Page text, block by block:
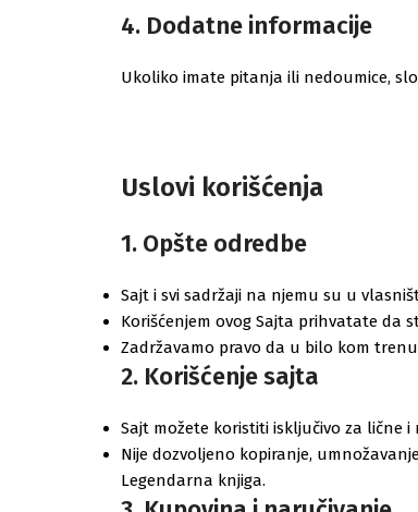
4. Dodatne informacije
Ukoliko imate pitanja ili nedoumice,
Uslovi korišćenja
1. Opšte odredbe
Sajt i svi sadržaji na njemu su u
Korišćenjem ovog Sajta prihvatate da
Zadržavamo pravo da u bilo kom
2. Korišćenje sajta
Sajt možete koristiti isključivo za lične
Nije dozvoljeno kopiranje,
Legendarna knjiga.